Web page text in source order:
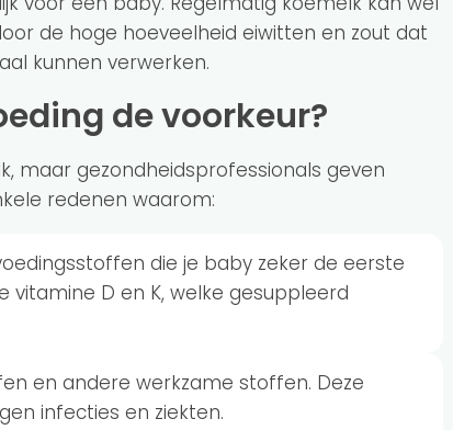
de hoge hoeveelheid eiwitten en zout dat
kunnen verwerken.
de voorkeur?
maar gezondheidsprofessionals geven
redenen waarom:
die je baby zeker de eerste
D en K, welke gesuppleerd
en andere werkzame stoffen. Deze
infecties en ziekten.